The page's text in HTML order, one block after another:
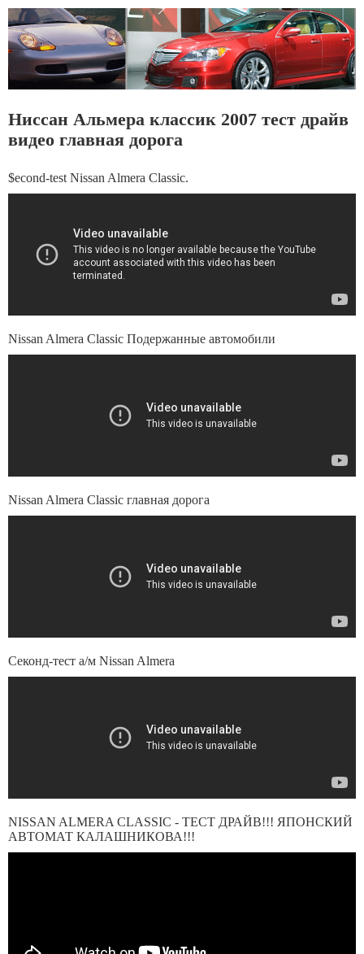
Ниссан Альмера классик 2007 тест драйв
видео главная дорога
$econd-test Nissan Almera Classic.
Nissan Almera Classic Подержанные автомобили
Nissan Almera Classic главная дорога
Секонд-тест а/м Nissan Almera
NISSAN ALMERA CLASSIC - ТЕСТ ДРАЙВ!!! ЯПОНСКИЙ
АВТОМАТ КАЛАШНИКОВА!!!